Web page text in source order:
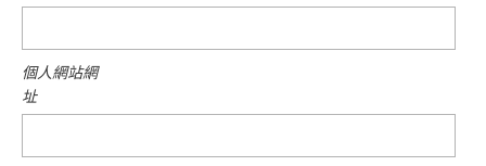
個人網站網
址